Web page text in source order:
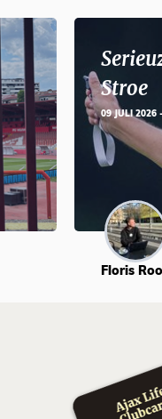
Stroe
09 JULI 2026
Floris